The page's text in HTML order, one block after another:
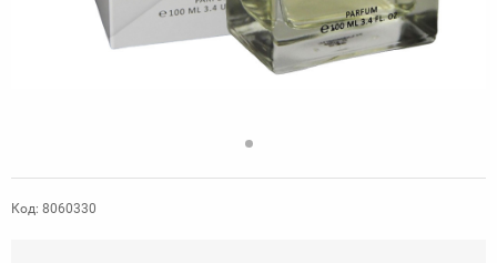
Код: 8060330